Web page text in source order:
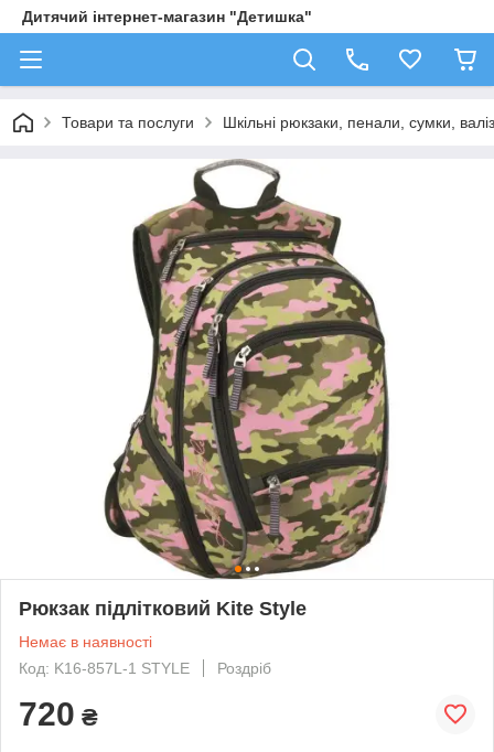
Дитячий інтернет-магазин "Детишка"
Товари та послуги Шкільні рюкзаки, пенали, сумки,
Рюкзак підлітковий Kite Style
Немає в наявності
Код: K16-857L-1 STYLE
Роздріб
720 ₴